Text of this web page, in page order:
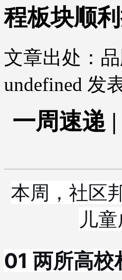
程板块顺
文章出处：
undefined 发
一周速递
本周，社区
儿
01 两所高校